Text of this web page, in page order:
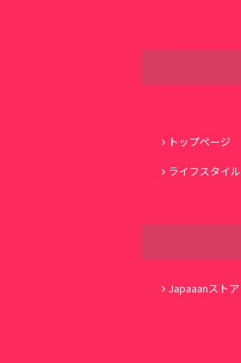
トップページ
ライフスタイル
Japaaanストア